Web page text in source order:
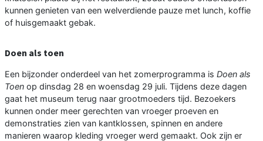
kunnen genieten van een welverdiende pauze met lunch, koffie
of huisgemaakt gebak.
Doen als toen
Een bijzonder onderdeel van het zomerprogramma is Doen als
Toen op dinsdag 28 en woensdag 29 juli. Tijdens deze dagen
gaat het museum terug naar grootmoeders tijd. Bezoekers
kunnen onder meer gerechten van vroeger proeven en
demonstraties zien van kantklossen, spinnen en andere
manieren waarop kleding vroeger werd gemaakt. Ook zijn er